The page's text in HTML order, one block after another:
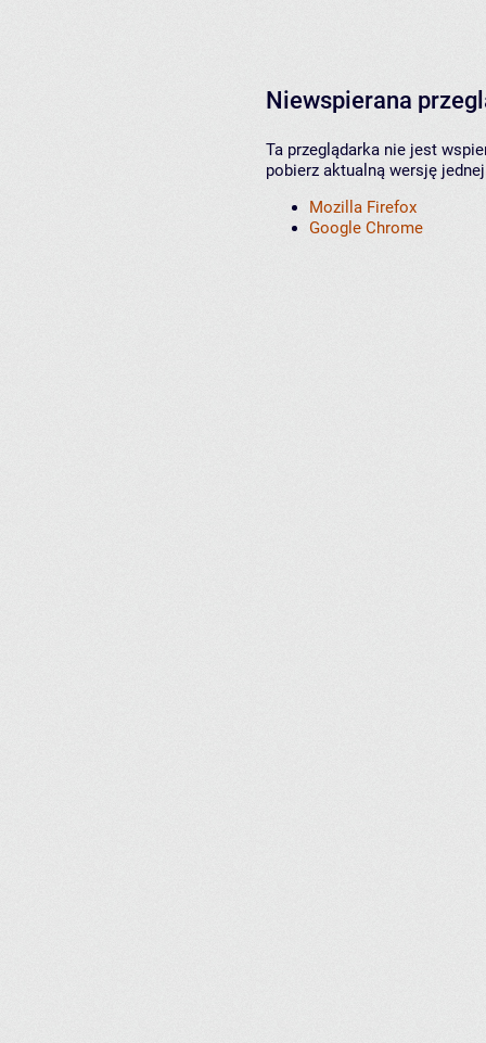
Niewspierana
Ta przeglądarka nie jest
pobierz aktualną wersję
Mozilla Firefox
Google Chrome